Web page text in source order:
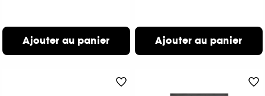
Ajouter au panier Ajouter au panier